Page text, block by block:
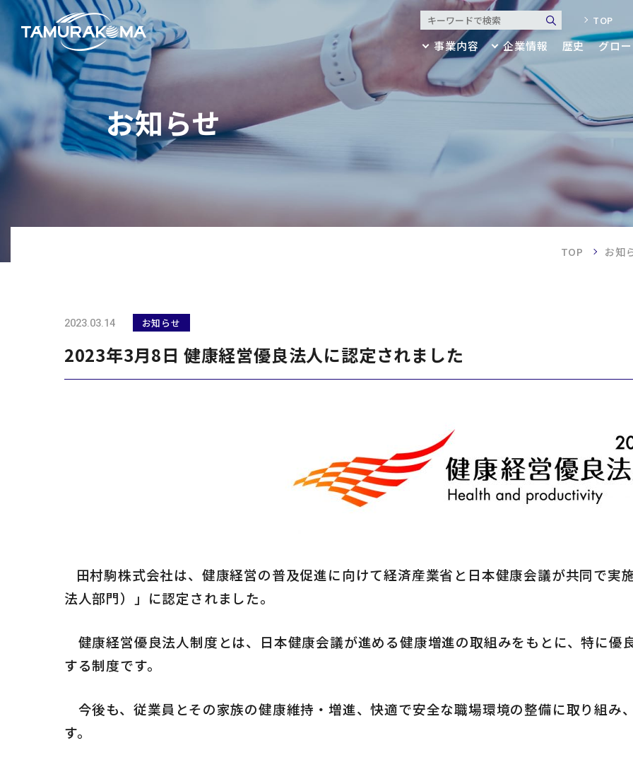
TOP
事業内容
事業内容
リビング
建築・産業資材
マテリア
企業情報
企業情報
代表メッセージ・ミッション
会社概
決算公告・財務諸表
健康経営
歴史 グロ
TOP
ブランド
代表メッセージ・ミッション
グローバル拠点
サスティナビリティ
お問い合わせフォームは
こちら
お知らせ
お知らせ
TOP お知
2023.03.14 お知らせ
2023年3月8日 健康経営優良法人に認定されました
田村駒株式会社は、健康経営の普及促進に向けて経済産業省と日本健康会議が共同で
法人部門）」に認定されました。
健康経営優良法人制度とは、日本健康会議が進める健康増進の取組みをもとに、特に優
する制度です。
今後も、従業員とその家族の健康維持・増進、快適で安全な職場環境の整備に取り組み
す。